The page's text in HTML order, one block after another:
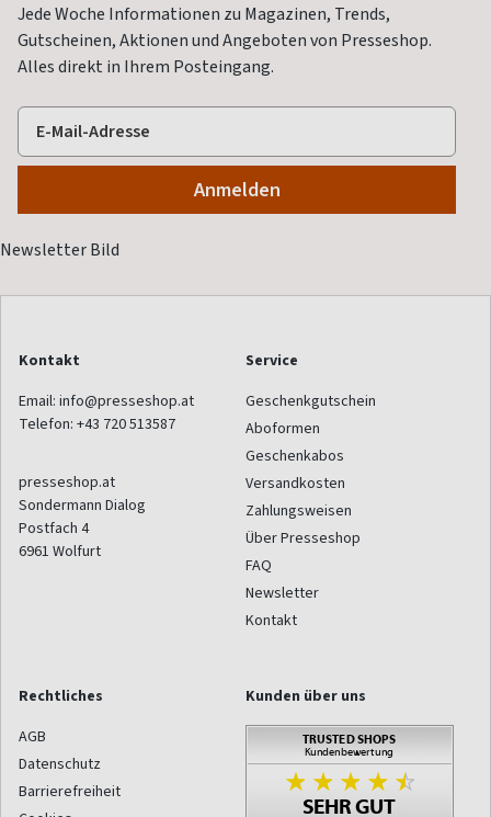
Jede Woche Informationen zu Magazinen, Trends,
Gutscheinen, Aktionen und Angeboten von Presseshop.
Alles direkt in Ihrem Posteingang.
Kontakt
Email: info@presseshop.at
Telefon: +43 720 513587
presseshop.at
Sondermann Dialog
Postfach 4
6961 Wolfurt
Service
Geschenkgutschein
Aboformen
Geschenkabos
Versandkosten
Zahlungsweisen
Über Presseshop
FAQ
Newsletter
Kontakt
Rechtliches
AGB
Datenschutz
Barrierefreiheit
Kunden über uns